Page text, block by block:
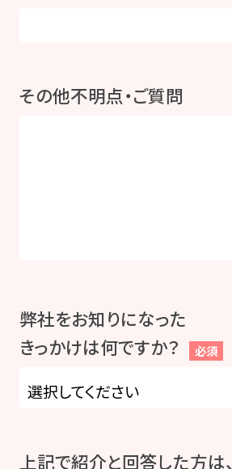
その他不明点・ご質問
弊社をお知りになった
きっかけは何ですか？
必須
上記で紹介と回答した方は、